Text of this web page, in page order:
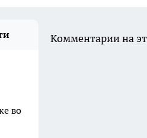
во
Комментарии на